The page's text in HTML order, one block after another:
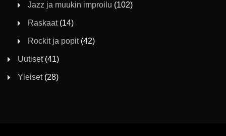
Jazz ja muukin improilu (102)
Raskaat(14)
Rockit ja popit(42)
Uutiset(41)
Yleiset(28)